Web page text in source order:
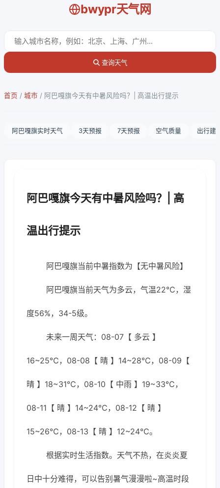
bwypr天气网
查询天气
首页 / 城市 / 阿巴嘎旗今天有中暑风险吗？| 高温出行提示
阿巴嘎旗实时天气 3天预报 7天预报 空气质量 出行建
阿巴嘎旗今天有中暑风险吗？| 高
温出行提示
阿巴嘎旗当前中暑指数为【无中暑风险】
阿巴嘎旗当前天气为多云，气温22℃，湿
度56%，34-5级。
未来一周天气：08-07【 多云 】
16~25℃，08-08【 晴 】14~28℃，08-09【
晴 】18~31℃，08-10【 中雨 】19~33℃，
08-11【 晴 】14~24℃，08-12【 晴 】
15~26℃，08-13【 晴 】12~24℃。
根据实时生活指数。天气不热，在炎炎夏
日中十分难得，可以告别暑气漫漫啦~高温时段